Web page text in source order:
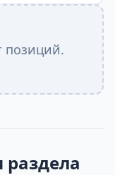
позиций.
раздела